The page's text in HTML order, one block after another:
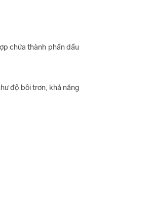
chứa thành phần dầu
độ bôi trơn, khả năng